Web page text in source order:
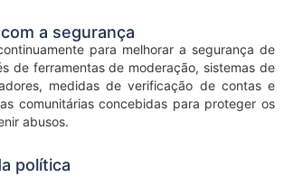
a segurança
para melhorar a segurança de
de ferramentas de moderação, sistemas de
medidas de verificação de contas e
comunitárias concebidas para proteger os
abusos.
política